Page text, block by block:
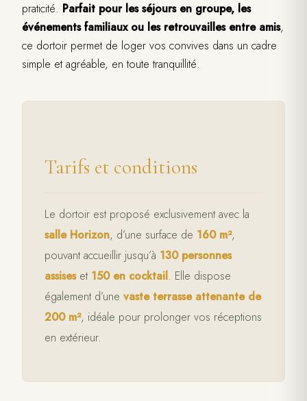
praticité. Parfait pour les séjours en groupe, les
événements familiaux ou les retrouvailles entre amis,
ce dortoir permet de loger vos convives dans un cadre
simple et agréable, en toute tranquillité.
Tarifs et conditions
Le dortoir est proposé exclusivement avec la
salle Horizon, d’une surface de 160 m²,
pouvant accueillir jusqu’à 130 personnes
assiseset 150 en cocktail. Elle dispose
également d’une vaste terrasse attenante de
200 m², idéale pour prolonger vos réceptions
en extérieur.